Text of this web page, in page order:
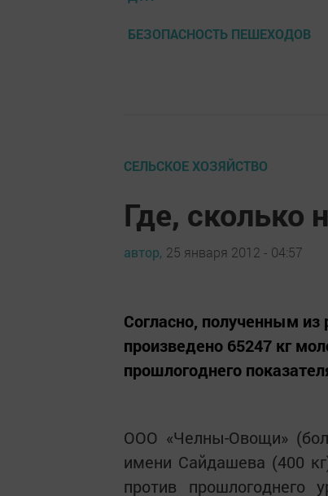
БЕЗОПАСНОСТЬ ПЕШЕХОДОВ
СЕЛЬСКОЕ ХОЗЯЙСТВО
Где, сколько
автор, 25 января 2012 - 04:57
Согласно, полученным из
произведено 65247 кг
прошлогоднего
ООО «Челны-Овощи»
имени Сайдашева (400
против